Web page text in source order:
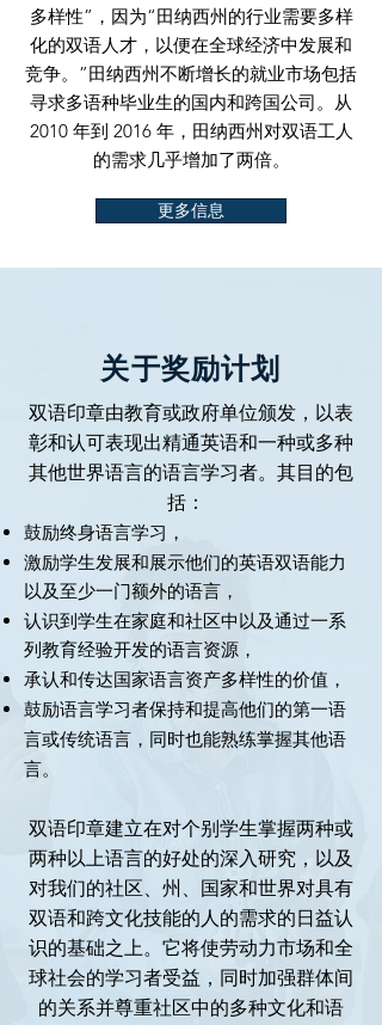
多样性”，因为“田纳西州的行业需要多样
化的双语人才，以便在全球经济中发展和
竞争。”田纳西州不断增长的就业市场包括
寻求多语种毕业生的国内和跨国公司。从
2010 年到 2016 年，田纳西州对双语工人
的需求几乎增加了两倍。
更多信息
关于奖励计划
双语印章由教育或政府单位颁发，以表
彰和认可表现出精通英语和一种或多种
其他世界语言的语言学习者。其目的包
括：
鼓励终身语言学习，
激励学生发展和展示他们的英语双语能力
以及至少一门额外的语言，
认识到学生在家庭和社区中以及通过一系
列教育经验开发的语言资源，
承认和传达国家语言资产多样性的价值，
鼓励语言学习者保持和提高他们的第一语
言或传统语言，同时也能熟练掌握其他语
言。
双语印章建立在对个别学生掌握两种或
两种以上语言的好处的深入研究，以及
对我们的社区、州、国家和世界对具有
双语和跨文化技能的人的需求的日益认
识的基础之上。它将使劳动力市场和全
球社会的学习者受益，同时加强群体间
的关系并尊重社区中的多种文化和语